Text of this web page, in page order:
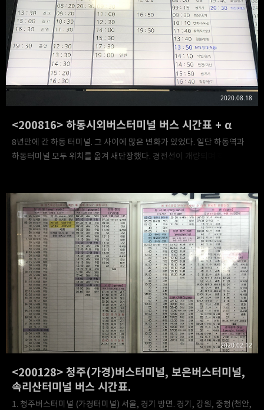
광한루원에 갈 생각이라면 중간에 광한루원 안내방송 나올 때 내리면
된다. 중동터미널에서 광한루원까지 30분 정도 걸린듯...?
<200816> 하동시외버스터미널 버스 시간표 + α
2020.08.18
8년만에 간 하동 터미널. 그 사이에 많은 변화가 있었다. 일단 하동역과
하동터미널 모두 위치를 옮겨 새단장했다. 경전선이 개량되며 하동역도
깔끔하더라. 읍내랑 떨어져있어서 주변에 논밖에 없다는 게 단점이긴
하나, 그건 시간이 지나면 자연히 해결되겠지.. 하동터미널 시간표와 각
정류장에 붙어있던 시간표를 올려보겠다. 1. 하동터미널 시간표. 부산-
진주(진교) 및 남서울터미널행 고속버스, 악양-쌍계사행 농어촌버스
시간표. - 서울행 버스는 화개터미널(화개장터)과 구례터미널을
경유한다. - 박경리문학관(최참판댁)과 쌍계사, 화개장터에 가실
분들께선 쌍계사행 버스를 타면..
<200128> 청주(가경)버스터미널, 보은버스터미널,
속리산터미널 버스 시간표.
2020.02.12
1. 청주버스터미널 (가경터미널) 서울, 경기 방면. 경기, 강원, 충청(천안,